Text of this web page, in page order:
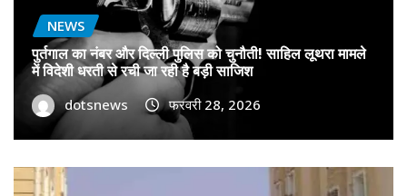
NEWS
पुर्तगाल का नंबर और दिल्ली पुलिस को चुनौती! साहिल लूथरा मामले
में विदेशी धरती से रची जा रही है बड़ी साजिश
dotsnews फरवरी 28, 2026